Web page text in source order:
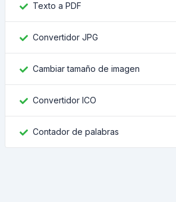
Texto a PDF
Convertidor JPG
Cambiar tamaño de imagen
Convertidor ICO
Contador de palabras